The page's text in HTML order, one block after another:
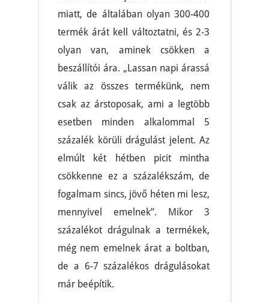
miatt, de általában olyan 300-400
termék árát kell változtatni, és 2-3
olyan van, aminek csökken a
beszállítói ára. „Lassan napi árassá
válik az összes termékünk, nem
csak az árstoposak, ami a legtöbb
esetben minden alkalommal 5
százalék körüli drágulást jelent. Az
elmúlt két hétben picit mintha
csökkenne ez a százalékszám, de
fogalmam sincs, jövő héten mi lesz,
mennyivel emelnek”. Mikor 3
százalékot drágulnak a termékek,
még nem emelnek árat a boltban,
de a 6-7 százalékos drágulásokat
már beépítik.